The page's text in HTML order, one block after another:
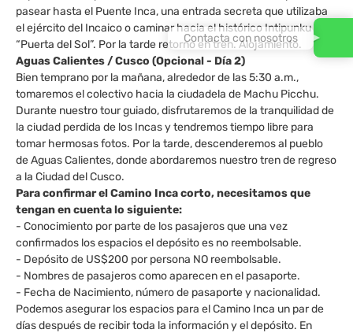
pasear hasta el Puente Inca, una entrada secreta que utilizaba
el ejército del Incaico o caminar hacia el histórico Intipunku o
“Puerta del Sol”. Por la tarde retorno en tren. Alojamiento.
Aguas Calientes / Cusco (Opcional - Día 2)
Bien temprano por la mañana, alrededor de las 5:30 a.m.,
tomaremos el colectivo hacia la ciudadela de Machu Picchu.
Durante nuestro tour guiado, disfrutaremos de la tranquilidad de
la ciudad perdida de los Incas y tendremos tiempo libre para
tomar hermosas fotos. Por la tarde, descenderemos al pueblo
de Aguas Calientes, donde abordaremos nuestro tren de regreso
a la Ciudad del Cusco.
Para confirmar el Camino Inca corto, necesitamos que
tengan en cuenta lo siguiente:
- Conocimiento por parte de los pasajeros que una vez
confirmados los espacios el depósito es no reembolsable.
- Depósito de US$200 por persona NO reembolsable.
- Nombres de pasajeros como aparecen en el pasaporte.
- Fecha de Nacimiento, número de pasaporte y nacionalidad.
Podemos asegurar los espacios para el Camino Inca un par de
días después de recibir toda la información y el depósito. En
Contacta con nosotros